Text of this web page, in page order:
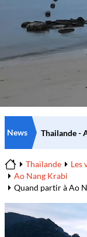
News
Home
Thaïlande
Les
Ao Nang Krabi
Quand partir à Ao